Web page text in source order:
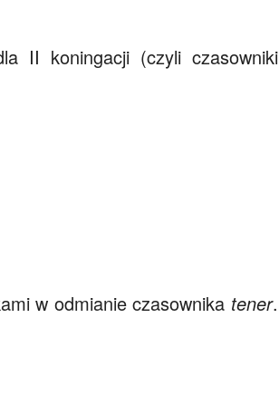
II koningacji (czyli czasowniki
w odmianie czasownika tener.